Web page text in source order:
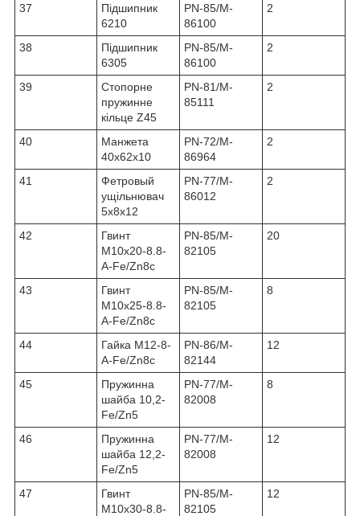
37
Підшипник
6210
PN-85/M-
86100
2
38
Підшипник
6305
PN-85/M-
86100
2
39
Стопорне
пружинне
кільце Z45
PN-81/M-
85111
2
40
Манжета
40х62х10
PN-72/M-
86964
2
41
Фетровый
ущільнювач
5x8x12
PN-77/M-
86012
2
42
Гвинт
M10x20-8.8-
A-Fe/Zn8c
PN-85/M-
82105
20
43
Гвинт
M10x25-8.8-
A-Fe/Zn8c
PN-85/M-
82105
8
44
Гайка M12-8-
A-Fe/Zn8c
PN-86/M-
82144
12
45
Пружинна
шайба 10,2-
Fe/Zn5
PN-77/M-
82008
8
46
Пружинна
шайба 12,2-
Fe/Zn5
PN-77/M-
82008
12
47
Гвинт
M10x30-8.8-
PN-85/M-
82105
12